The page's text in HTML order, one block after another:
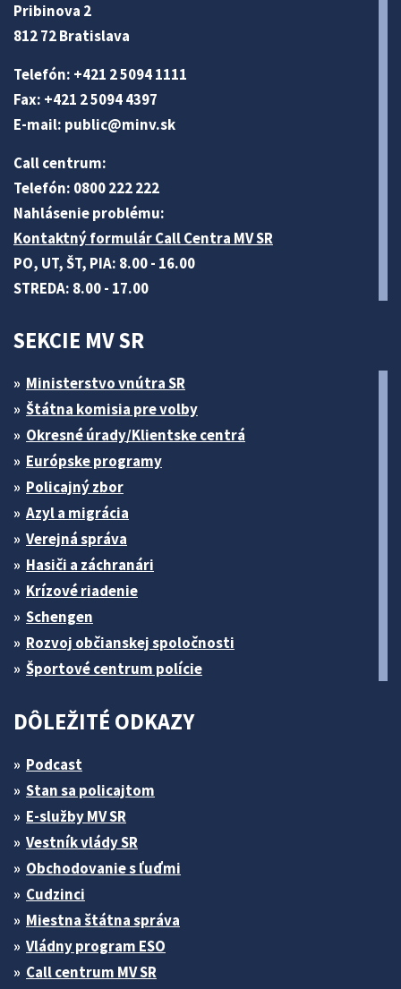
Pribinova 2
812 72 Bratislava
Telefón: +421 2 5094 1111
Fax: +421 2 5094 4397
E-mail: public@minv.sk
Call centrum:
Telefón: 0800 222 222
Nahlásenie problému:
Kontaktný formulár Call Centra MV SR
PO, UT, ŠT, PIA: 8.00 - 16.00
STREDA: 8.00 - 17.00
SEKCIE MV SR
Ministerstvo vnútra SR
Štátna komisia pre volby
Okresné úrady/Klientske centrá
Európske programy
Policajný zbor
Azyl a migrácia
Verejná správa
Hasiči a záchranári
Krízové riadenie
Schengen
Rozvoj občianskej spoločnosti
Športové centrum polície
DÔLEŽITÉ ODKAZY
Podcast
Stan sa policajtom
E-služby MV SR
Vestník vlády SR
Obchodovanie s ľuďmi
Cudzinci
Miestna štátna správa
Vládny program ESO
Call centrum MV SR